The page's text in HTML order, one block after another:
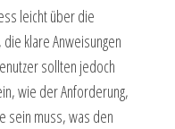
leicht über die
klare Anweisungen
sollten jedoch
wie der Anforderung,
sein muss, was den